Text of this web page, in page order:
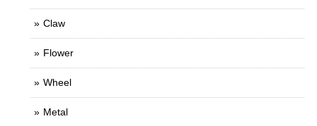
Claw
Flower
Wheel
Metal